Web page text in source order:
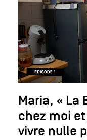
Maria, « La
chez moi
vivre nulle